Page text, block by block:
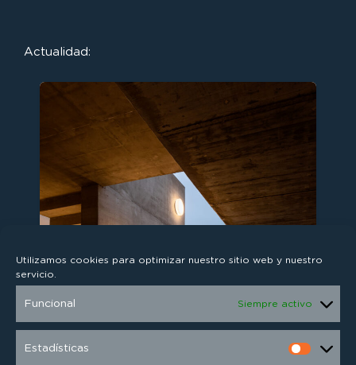
Utilizamos cookies para optimizar nuestro sitio web y nuestro
servicio.
Funcional Siempre activo
Estadísticas
Actualidad:
Previous